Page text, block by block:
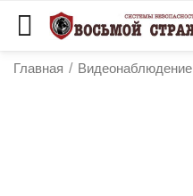
Главная / Видеонаблюдение